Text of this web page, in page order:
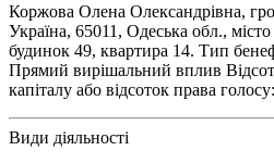
Коржова Олена Олександрівна,
Україна, 65011, Одеська обл.,
будинок 49, квартира 14. Тип
Прямий вирішальний вплив
капіталу або відсоток права
Види діяльності